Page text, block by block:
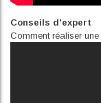
Conseils d'expert
Comment réaliser